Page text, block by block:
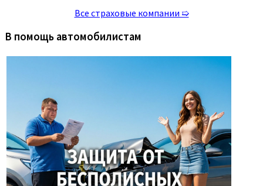
Все страховые компании ➯
В помощь автомобилистам